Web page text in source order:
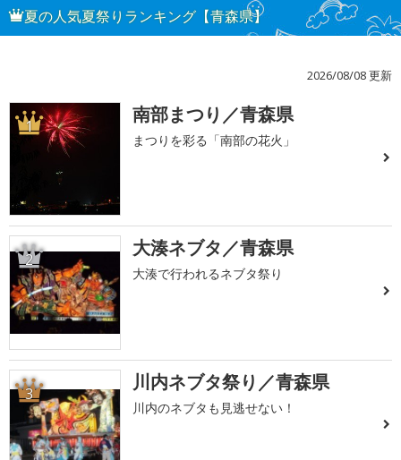
夏の人気夏祭りランキング【青森県】
2026/08/08 更新
1 南部まつり／青森県
まつりを彩る「南部の花火」
2 大湊ネブタ／青森県
大湊で行われるネブタ祭り
3 川内ネブタ祭り／青森県
川内のネブタも見逃せない！